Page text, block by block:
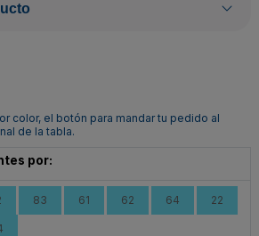
color, el botón para mandar tu pedido al
de la tabla.
por:
83 61 62 64 22